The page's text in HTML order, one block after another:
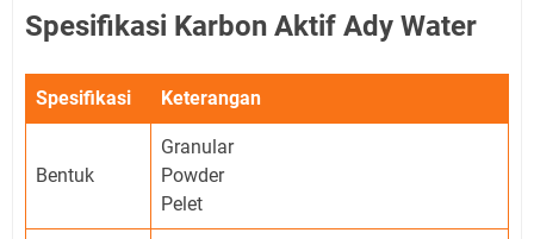
Spesifikasi Karbon Aktif Ady Water
Spesifikasi Keterangan
Bentuk
Granular
Powder
Pelet